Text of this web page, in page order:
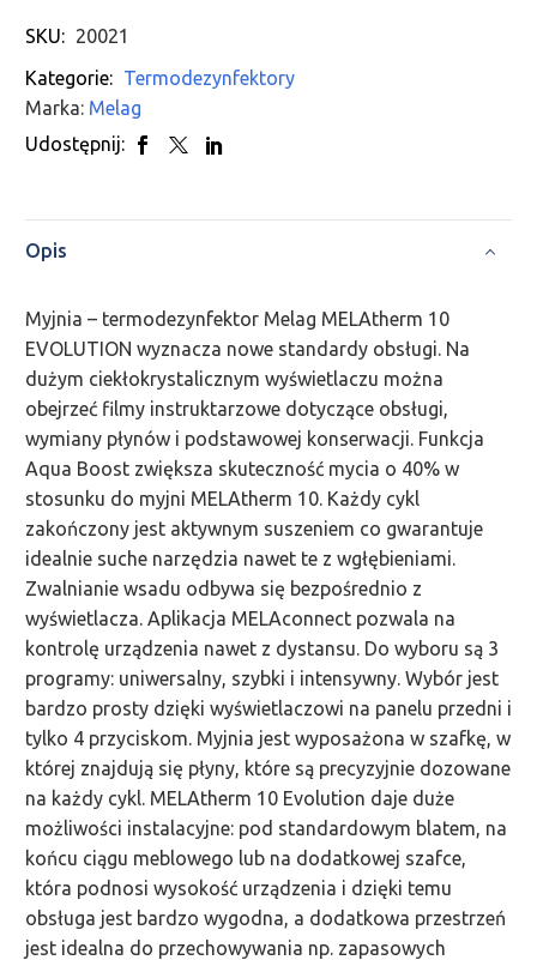
SKU: 20021
Kategorie: Termodezynfektory
Marka: Melag
Udostępnij:
Opis
Myjnia – termodezynfektor Melag MELAtherm 10
EVOLUTION wyznacza nowe standardy obsługi. Na
dużym ciekłokrystalicznym wyświetlaczu można
obejrzeć filmy instruktarzowe dotyczące obsługi,
wymiany płynów i podstawowej konserwacji. Funkcja
Aqua Boost zwiększa skuteczność mycia o 40% w
stosunku do myjni MELAtherm 10. Każdy cykl
zakończony jest aktywnym suszeniem co gwarantuje
idealnie suche narzędzia nawet te z wgłębieniami.
Zwalnianie wsadu odbywa się bezpośrednio z
wyświetlacza. Aplikacja MELAconnect pozwala na
kontrolę urządzenia nawet z dystansu. Do wyboru są 3
programy: uniwersalny, szybki i intensywny. Wybór jest
bardzo prosty dzięki wyświetlaczowi na panelu przedni i
tylko 4 przyciskom. Myjnia jest wyposażona w szafkę, w
której znajdują się płyny, które są precyzyjnie dozowane
na każdy cykl. MELAtherm 10 Evolution daje duże
możliwości instalacyjne: pod standardowym blatem, na
końcu ciągu meblowego lub na dodatkowej szafce,
która podnosi wysokość urządzenia i dzięki temu
obsługa jest bardzo wygodna, a dodatkowa przestrzeń
jest idealna do przechowywania np. zapasowych